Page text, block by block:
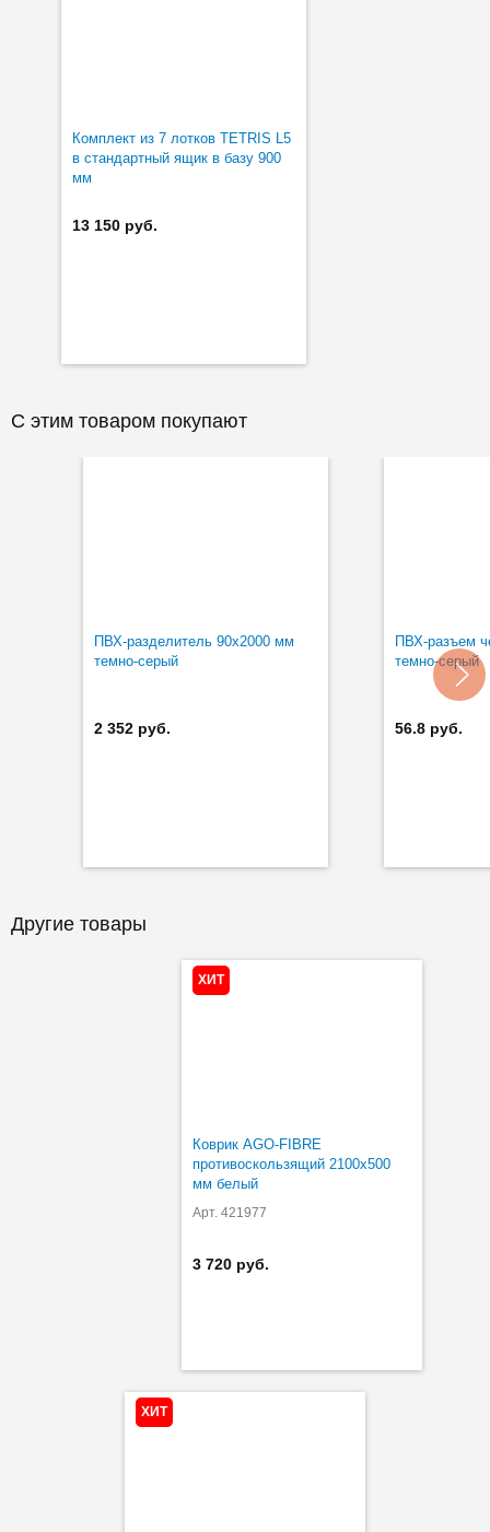
Комплект из 7 лотков TETRIS L5
в стандартный ящик в базу 900
мм
13 150 руб.
С этим товаром покупают
ПВХ-разделитель 90x2000 мм
темно-серый
2 352 руб.
ПВХ-разъем
темно-серый
56.8 руб.
Другие товары
ХИТ
Коврик AGO-FIBRE
противоскользящий 2100х500
мм белый
Арт. 421977
3 720 руб.
ХИТ